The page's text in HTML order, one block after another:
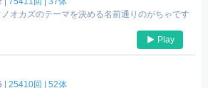
ノオカズのテーマを決める名前通りのがちゃです
Play
|25410回 |52体